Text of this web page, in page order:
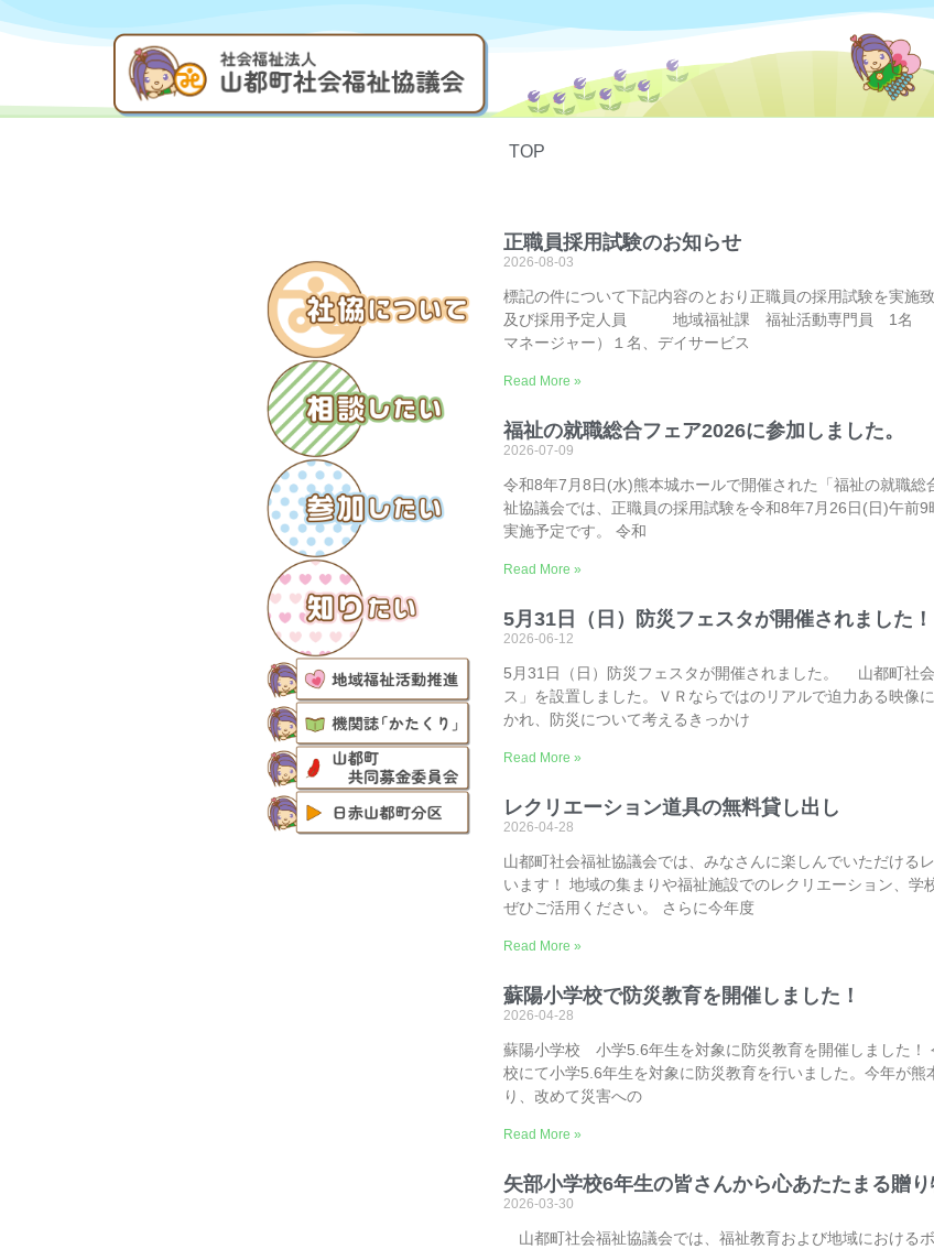
TOP
正職員採用試験のお知らせ
2026-08-03
標記の件について下記内容のとおり正職員の採用試験を実施
及び採用予定人員 地域福祉課 福祉活動専門員 1名
マネージャー）１名、デイサービス
Read More »
福祉の就職総合フェア2026に参加しました。
2026-07-09
令和8年7月8日(水)熊本城ホールで開催された「福祉の就職
祉協議会では、正職員の採用試験を令和8年7月26日(日)午前
実施予定です。 令和
Read More »
5月31日（日）防災フェスタが開催されました！
2026-06-12
5月31日（日）防災フェスタが開催されました。 山都町社
ス」を設置しました。ＶＲならではのリアルで迫力ある映像
かれ、防災について考えるきっかけ
Read More »
レクリエーション道具の無料貸し出し
2026-04-28
山都町社会福祉協議会では、みなさんに楽しんでいただける
います！ 地域の集まりや福祉施設でのレクリエーション、
ぜひご活用ください。 さらに今年度
Read More »
蘇陽小学校で防災教育を開催しました！
2026-04-28
蘇陽小学校 小学5.6年生を対象に防災教育を開催しました！
校にて小学5.6年生を対象に防災教育を行いました。今年が
り、改めて災害への
Read More »
矢部小学校6年生の皆さんから心あたたまる贈
2026-03-30
山都町社会福祉協議会では、福祉教育および地域における